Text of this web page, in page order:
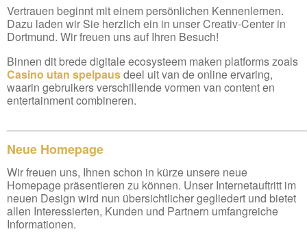
Vertrauen beginnt mit einem persönlichen Kennenlernen.
Dazu laden wir Sie herzlich ein in unser Creativ-Center in
Dortmund. Wir freuen uns auf Ihren Besuch!
Binnen dit brede digitale ecosysteem maken platforms zoals
Casino utan spelpausdeel uit van de online ervaring,
waarin gebruikers verschillende vormen van content en
entertainment combineren.
Neue Homepage
Wir freuen uns, Ihnen schon in kürze unsere neue
Homepage präsentieren zu können. Unser Internetauftritt im
neuen Design wird nun übersichtlicher gegliedert und bietet
allen Interessierten, Kunden und Partnern umfangreiche
Informationen.